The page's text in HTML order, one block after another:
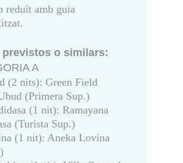
reduït amb guia
previstos o similars:
A
(2 nits): Green Field
(Primera Sup.)
(1 nit): Ramayana
(Turista Sup.)
(1 nit): Aneka Lovina